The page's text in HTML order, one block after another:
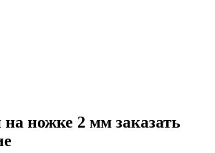
ножке 2 мм заказать